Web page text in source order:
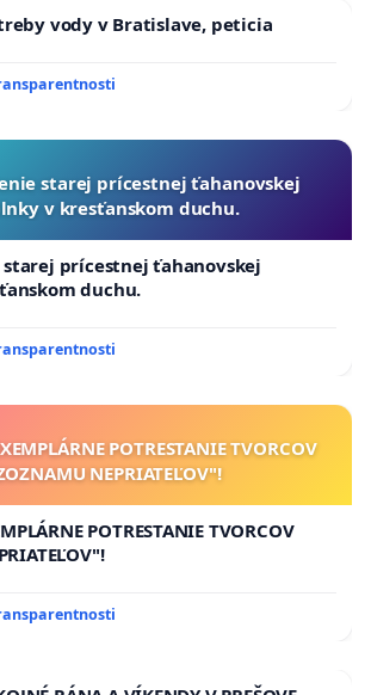
vody v Bratislave, peticia
starej prícestnej ťahanovskej
v kresťanskom duchu.
starej prícestnej ťahanovskej
duchu.
POTRESTANIE TVORCOV
NEPRIATEĽOV"!
POTRESTANIE TVORCOV